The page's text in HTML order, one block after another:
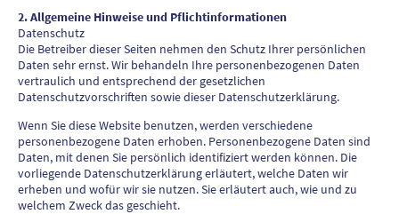
2. Allgemeine Hinweise und Pflichtinformationen
Datenschutz
Die Betreiber dieser Seiten nehmen den Schutz Ihrer persönlichen
Daten sehr ernst. Wir behandeln Ihre personenbezogenen Daten
vertraulich und entsprechend der gesetzlichen
Datenschutzvorschriften sowie dieser Datenschutzerklärung.
Wenn Sie diese Website benutzen, werden verschiedene
personenbezogene Daten erhoben. Personenbezogene Daten sind
Daten, mit denen Sie persönlich identifiziert werden können. Die
vorliegende Datenschutzerklärung erläutert, welche Daten wir
erheben und wofür wir sie nutzen. Sie erläutert auch, wie und zu
welchem Zweck das geschieht.